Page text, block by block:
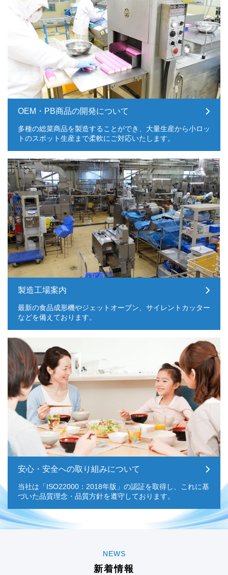
OEM・PB商品の開発について
多種の総菜商品を製造することができ、大量生産から小ロッ
トのスポット生産まで柔軟にご対応いたします。
製造工場案内
最新の食品成形機やジェットオーブン、サイレントカッター
などを備えております。
安心・安全への取り組みについて
当社は「ISO22000：2018年版」の認証を取得し、これに基
づいた品質理念・品質方針を遵守しております。
NEWS
新着情報